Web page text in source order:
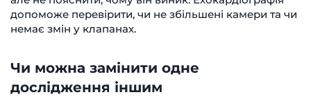
допоможе перевірити, чи не збільшені камери та чи
немає змін у клапанах.
Чи можна замінити одне
дослідження іншим